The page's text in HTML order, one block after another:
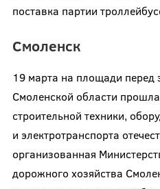
поставка партии
Смоленск
19 марта на площади перед
Смоленской области
строительной техники,
и электротранспорта
организованная
дорожного хозяйства